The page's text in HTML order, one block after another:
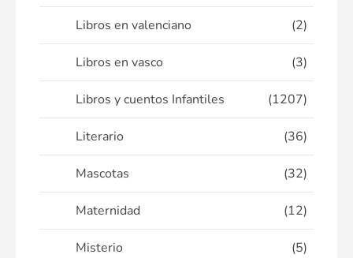
Libros en valenciano (2)
Libros en vasco (3)
Libros y cuentos Infantiles (1207)
Literario (36)
Mascotas (32)
Maternidad (12)
Misterio (5)